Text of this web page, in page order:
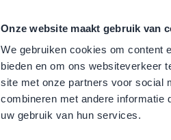
Onze website maakt gebruik van
We gebruiken cookies om content
bieden en om ons websiteverkeer
site met onze partners voor social
combineren met andere informatie
uw gebruik van hun services.
Buitenzonwering